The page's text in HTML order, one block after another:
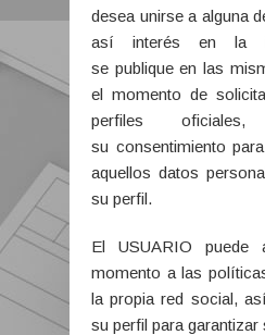
desea unirse a alguna
así interés en la
se publique en las
el momento de
perfiles
su consentimiento
aquellos datos
su perfil.
El USUARIO puede
momento a las
la propia red social,
su perfil para garantizar